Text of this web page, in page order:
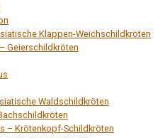
Klappen-Weichschildkröten
Geierschildkröten
Waldschildkröten
– Krötenkopf-Schildkröten